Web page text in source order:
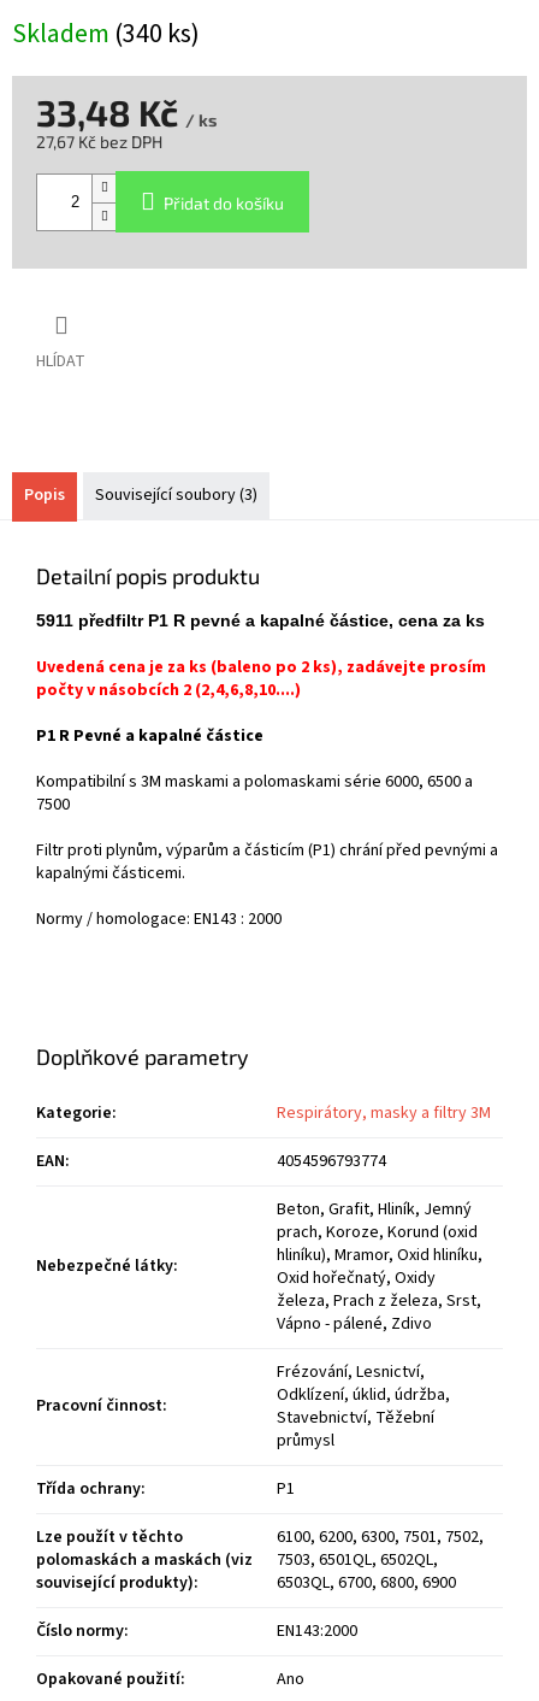
Skladem (340 ks)
HLÍDAT
33,48 Kč / ks
27,67 Kč bez DPH
Přidat do košíku
Popis Související soubory (3)
Detailní popis produktu
5911 předfiltr P1 R pevné a kapalné částice, cena za ks
Uvedená cena je za ks (baleno po 2 ks), zadávejte prosím
počty v násobcích 2 (2,4,6,8,10....)
P1 R Pevné a kapalné částice
Kompatibilní s 3M maskami a polomaskami série 6000, 6500 a
7500
Filtr proti plynům, výparům a částicím (P1) chrání před pevnými a
kapalnými částicemi.
Normy / homologace: EN143 : 2000
Doplňkové parametry
Kategorie:
Respirátory, masky a filtry 3M
EAN: 4054596793774
Nebezpečné látky:
Beton, Grafit, Hliník, Jemný
prach, Koroze, Korund (oxid
hliníku), Mramor, Oxid hliníku,
Oxid hořečnatý, Oxidy
železa, Prach z železa, Srst,
Vápno - pálené, Zdivo
Pracovní činnost:
Frézování, Lesnictví,
Odklízení, úklid, údržba,
Stavebnictví, Těžební
průmysl
Třída ochrany:
P1
Lze použít v těchto
polomaskách a maskách (viz
související produkty):
6100, 6200, 6300, 7501, 7502,
7503, 6501QL, 6502QL,
6503QL, 6700, 6800, 6900
Číslo normy:
EN143:2000
Opakované použití: Ano